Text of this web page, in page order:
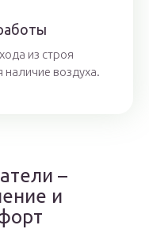
из строя
наличие воздуха.
–
и